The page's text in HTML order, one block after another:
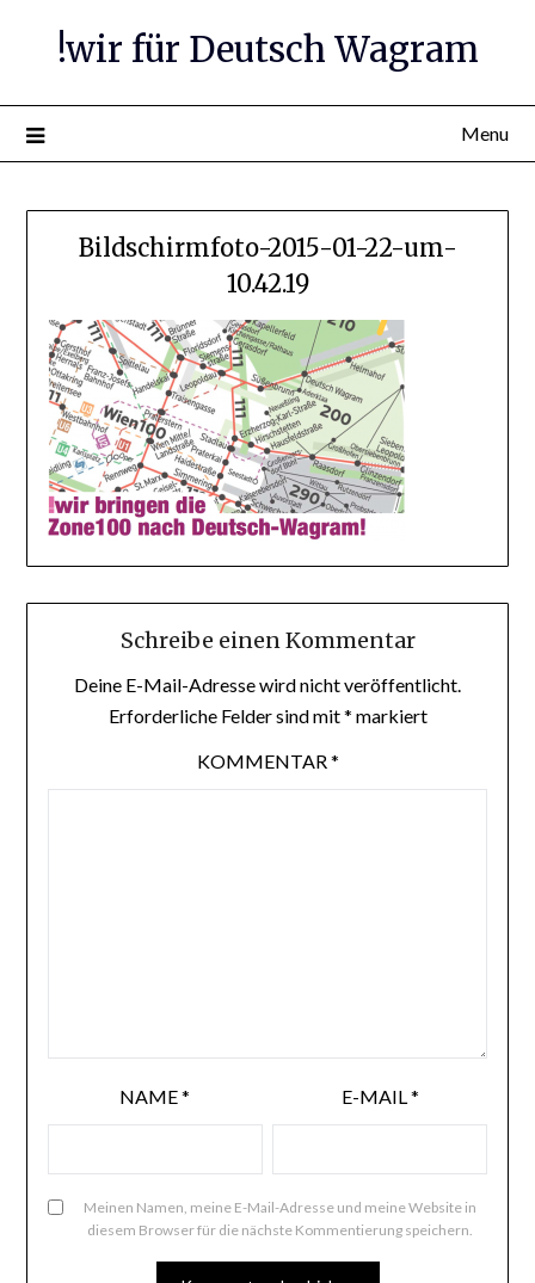
!wir für Deutsch Wagram
Menu
Bildschirmfoto-2015-01-22-um-
10.42.19
Schreibe einen Kommentar
Deine E-Mail-Adresse wird nicht veröffentlicht.
Erforderliche Felder sind mit* markiert
KOMMENTAR*
NAME* E-MAIL*
Meinen Namen, meine E-Mail-Adresse und meine Website in
diesem Browser für die nächste Kommentierung speichern.